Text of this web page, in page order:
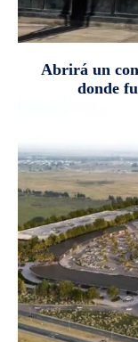
Abrirá un
donde